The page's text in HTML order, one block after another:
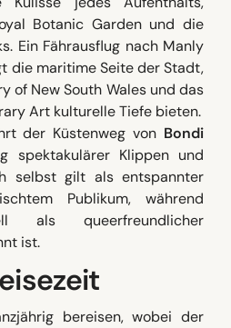
Botanic Garden und die
Ein Fährausflug nach Manly
die maritime Seite der Stadt,
of New South Wales und das
Art kulturelle Tiefe bieten.
der Küstenweg von Bondi
spektakulärer Klippen und
selbst gilt als entspannter
Publikum, während
als queerfreundlicher
ist.
bereisen, wobei der